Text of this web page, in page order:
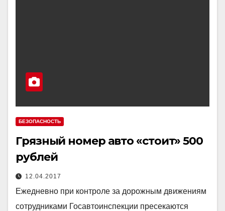
БЕЗОПАСНОСТЬ
Грязный номер авто «стоит» 500
рублей
12.04.2017
Ежедневно при контроле за дорожным движениям
сотрудниками Госавтоинспекции пресекаются